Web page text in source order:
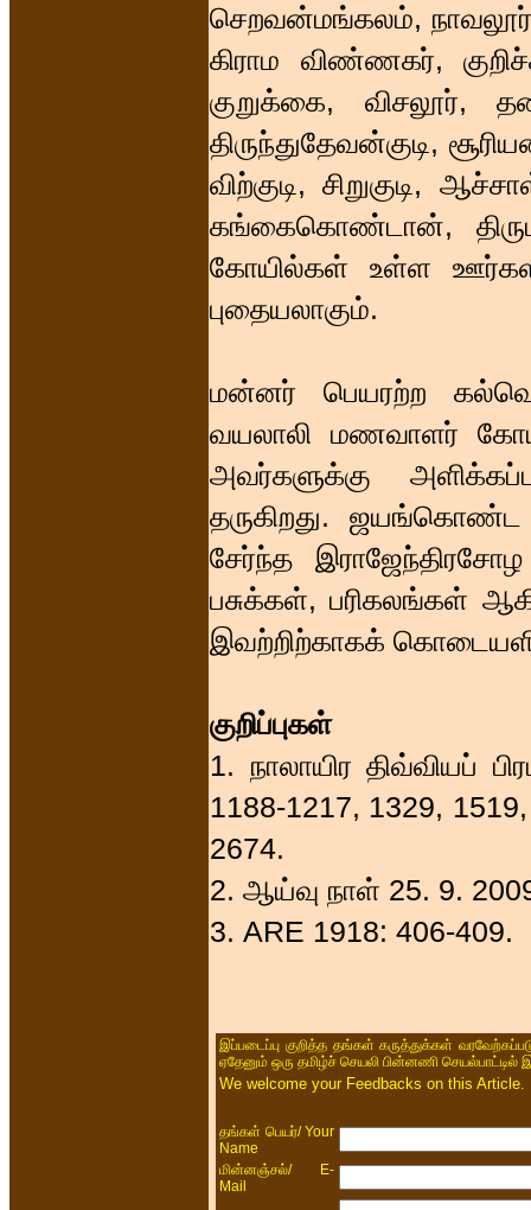
செறவன்மங்கலம், நாவலூர்,
கிராம விண்ணகர்,
குறுக்கை, விசலூர்,
திருந்துதேவன்குடி,
விற்குடி, சிறுகுடி,
கங்கைகொண்டான்,
கோயில்கள் உள்ள
புதையலாகும்.
மன்னர் பெயரற்ற
வயலாலி மணவாளர்
அவர்களுக்கு
தருகிறது.
சேர்ந்த
பசுக்கள், பரிகலங்கள்
இவற்றிற்காகக்
குறிப்புகள்
1. நாலாயிர திவ்வியப்
1188-1217, 1329,
2674.
2. ஆய்வு நாள் 25. 9.
3. ARE 1918: 406-409.
இப்படைப்பு குறித்த தங்கள் கருத்துக்கள்
ஏதேனும் ஒரு தமிழ்ச் செயலி பின்னணி செயல்பாட்டில்
We welcome your Feedbacks on this
தங்கள் பெயர்/ Your
Name
மின்னஞ்சல்/ E-
Mail